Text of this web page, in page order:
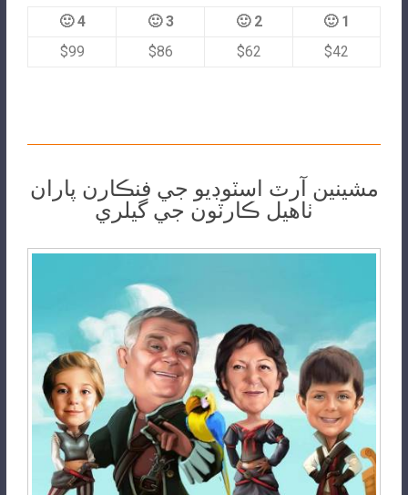
1 🙂
2 🙂
3 🙂
4 🙂
$42
$62
$86
$99
مشينين آرٽ اسٽوڊيو جي فنڪارن پاران
ٺاهيل ڪارٽون جي گيلري